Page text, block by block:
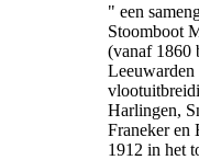
" een
Stoomboot
(vanaf 1860
Leeuwarden
Harlingen,
Franeker en
1912 in het